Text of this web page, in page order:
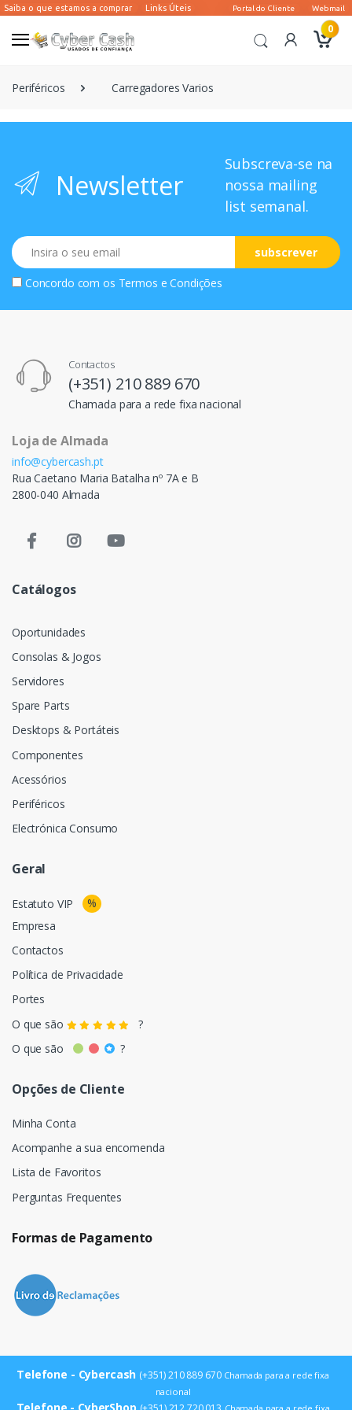
0
Periféricos Carregadores Varios
Newsletter
Subscreva-se na
nossa mailing
list semanal.
Email
subscrever
Concordo com os Termos e Condições
Contactos
(+351) 210 889 670
Chamada para a rede fixa nacional
Loja de Almada
info@cybercash.pt
Rua Caetano Maria Batalha nº 7A e B
2800-040 Almada
Catálogos
Oportunidades
Consolas & Jogos
Servidores
Spare Parts
Desktops & Portáteis
Componentes
Acessórios
Periféricos
Electrónica Consumo
Geral
Estatuto VIP
%
Empresa
Contactos
Política de Privacidade
Portes
O que são
?
O que são
?
Opções de Cliente
Minha Conta
Acompanhe a sua encomenda
Lista de Favoritos
Perguntas Frequentes
Formas de Pagamento
Telefone - Cybercash (+351) 210 889 670 Chamada para a rede fixa
nacional